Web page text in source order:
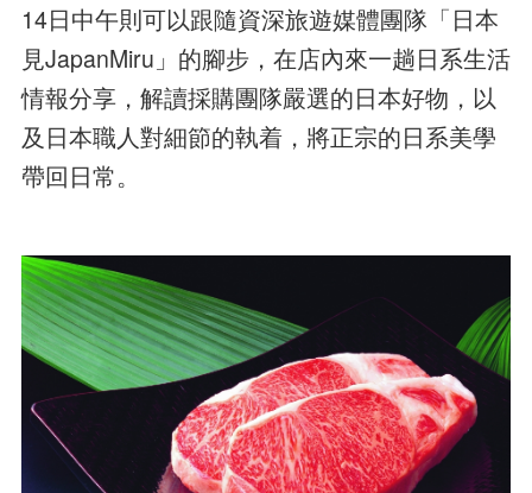
14日中午則可以跟隨資深旅遊媒體團隊「日本
見JapanMiru」的腳步，在店內來一趟日系生活
情報分享，解讀採購團隊嚴選的日本好物，以
及日本職人對細節的執着，將正宗的日系美學
帶回日常。